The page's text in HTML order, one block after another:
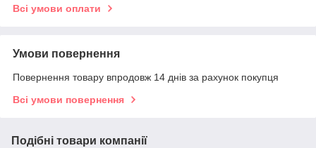
Всі умови оплати
Умови повернення
Повернення товару впродовж 14 днів за рахунок покупця
Всі умови повернення
Подібні товари компанії